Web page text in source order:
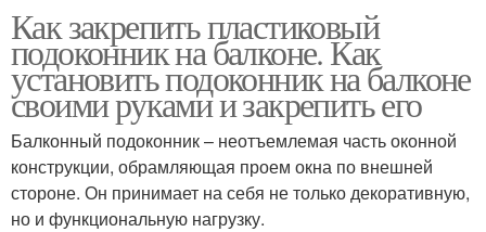
Как закрепить пластиковый
подоконник на балконе. Как
установить подоконник на балконе
своими руками и закрепить его
Балконный подоконник – неотъемлемая часть оконной
конструкции, обрамляющая проем окна по внешней
стороне. Он принимает на себя не только декоративную,
но и функциональную нагрузку.